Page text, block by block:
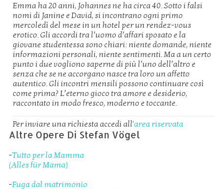
Emma ha 20 anni, Johannes ne ha circa 40. Sotto i falsi
nomi di Janine e David, si incontrano ogni primo
mercoledì del mese in un hotel per un rendez-vous
erotico. Gli accordi tra l’uomo d’affari sposato e la
giovane studentessa sono chiari: niente domande, niente
informazioni personali, niente sentimenti. Ma a un certo
punto i due vogliono saperne di più l’uno dell’altro e
senza che se ne accorgano nasce tra loro un affetto
autentico. Gli incontri mensili possono continuare così
come prima? L’eterno gioco tra amore e desiderio,
raccontato in modo fresco, moderno e toccante.
Per inviare una richiesta accedi all'area riservata
Altre Opere Di Stefan Vögel
-Tutto per la Mamma
(Alles für Mama)
-Fuga dal matrimonio